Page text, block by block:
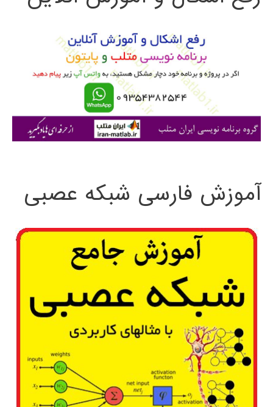
ی
آموزش فارسی شبکه عصبی